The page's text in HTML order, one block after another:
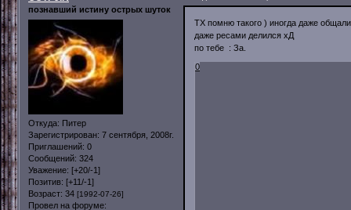
познавший истину острых шуток
Откуда: Питер
Зарегистрирован: 7 сентября, 2008г.
Приглашений: 0
Сообщений: 324
Уважение: [+20/-1]
Позитив: [+11/-1]
Возраст: 34 [1992-07-26]
Провел на форуме:
ТХ помню такого ) иногда даже
даже ресами делился хД
по тебе : За.
0